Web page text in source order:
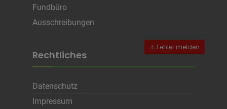
Fundbüro
Ausschreibungen
Rechtliches
Datenschutz
Impressum